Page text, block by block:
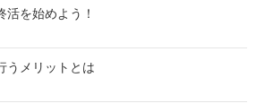
活を始めよう！
うメリットとは